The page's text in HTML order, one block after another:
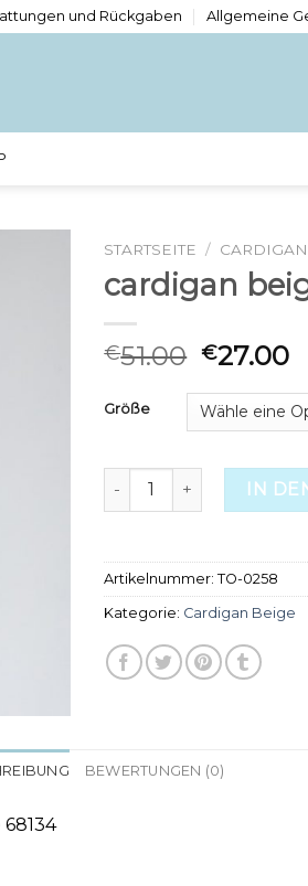
und Rückgaben Allgemeine
STARTSEITE /
cardigan
€51.00 €27.00
Größe
cardigan beige Menge
IN
Artikelnummer:TO-0258
Kategorie: Cardigan Beige
BEWERTUNGEN (0)